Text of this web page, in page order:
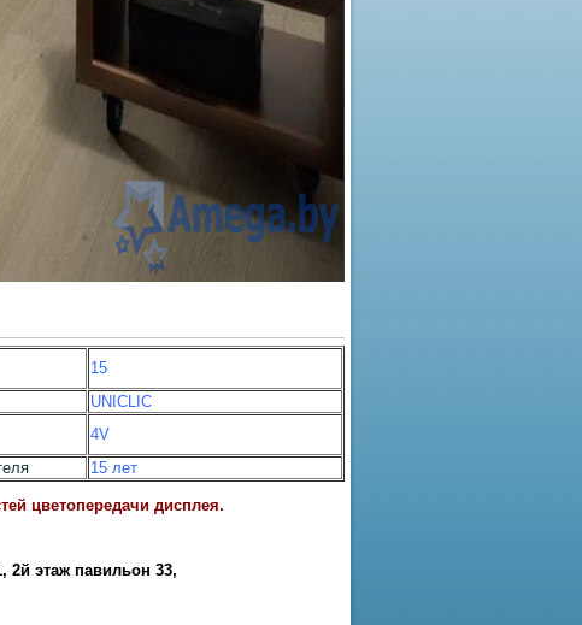
15
UNICLIC
4V
15 лет
цветопередачи дисплея.
2й этаж павильон 33,